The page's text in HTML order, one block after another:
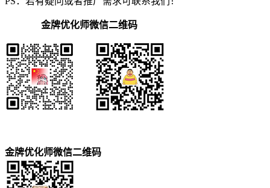
金牌优化师微信二维码
金牌优化师微信二维码